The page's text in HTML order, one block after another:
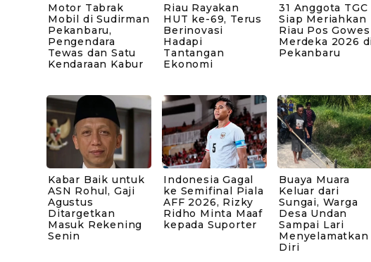
Motor Tabrak
Mobil di Sudirman
Pekanbaru,
Pengendara
Tewas dan Satu
Kendaraan Kabur
Riau Rayakan
HUT ke-69, Terus
Berinovasi
Hadapi
Tantangan
Ekonomi
31 Anggota TGC
Siap Meriahkan
Riau Pos Gowes
Merdeka 2026 di
Pekanbaru
Kabar Baik untuk
ASN Rohul, Gaji
Agustus
Ditargetkan
Masuk Rekening
Senin
Indonesia Gagal
ke Semifinal Piala
AFF 2026, Rizky
Ridho Minta Maaf
kepada Suporter
Buaya Muara
Keluar dari
Sungai, Warga
Desa Undan
Sampai Lari
Menyelamatkan
Diri